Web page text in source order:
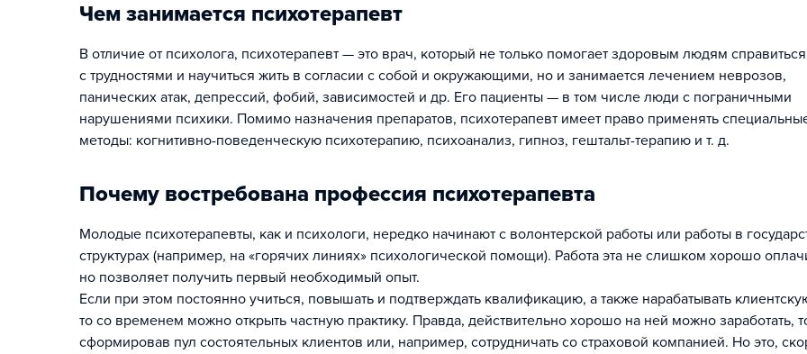
Чем занимается психотерапевт
В отличие от психолога, психотерапевт — это врач, который не только помогает здоровым людям справиться
с трудностями и научиться жить в согласии с собой и окружающими, но и занимается лечением неврозов,
панических атак, депрессий, фобий, зависимостей и др. Его пациенты — в том числе люди с пограничными
нарушениями психики. Помимо назначения препаратов, психотерапевт имеет право применять
методы: когнитивно-поведенческую психотерапию, психоанализ, гипноз, гештальт-терапию и т. д.
Почему востребована профессия психотерапевта
Молодые психотерапевты, как и психологи, нередко начинают с волонтерской работы или работы в
структурах (например, на «горячих линиях» психологической помощи). Работа эта не слишком хорошо
но позволяет получить первый необходимый опыт.
Если при этом постоянно учиться, повышать и подтверждать квалификацию, а также нарабатывать
то со временем можно открыть частную практику. Правда, действительно хорошо на ней можно заработать,
сформировав пул состоятельных клиентов или, например, сотрудничать со страховой компанией. Но это,